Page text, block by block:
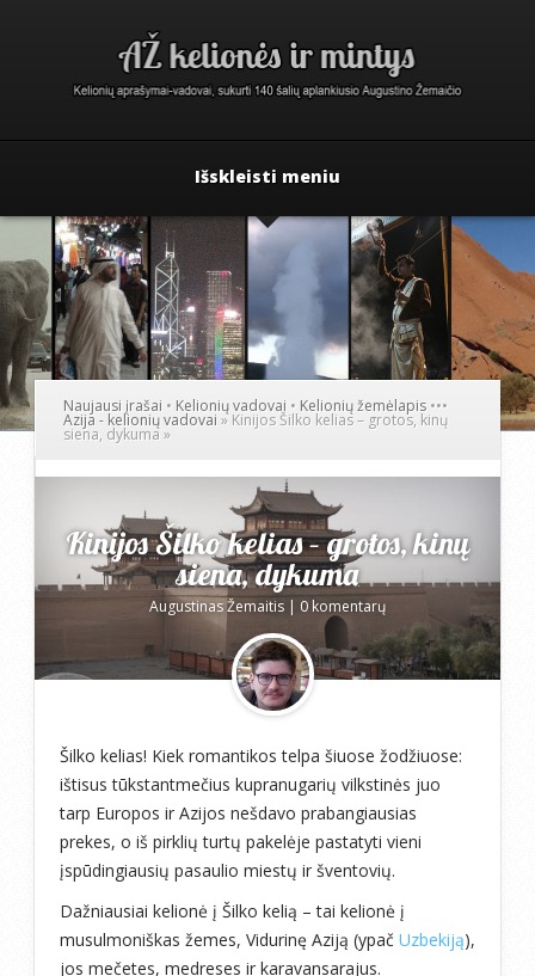
Išskleisti meniu
Naujausi įrašai • Kelionių vadovai • Kelionių žemėlapis •••
Azija - kelionių vadovai »Kinijos Šilko kelias – grotos, kinų
siena, dykuma»
Kinijos Šilko kelias – grotos, kinų
siena, dykuma
Augustinas Žemaitis | 0 komentarų
Šilko kelias! Kiek romantikos telpa šiuose žodžiuose:
ištisus tūkstantmečius kupranugarių vilkstinės juo
tarp Europos ir Azijos nešdavo prabangiausias
prekes, o iš pirklių turtų pakelėje pastatyti vieni
įspūdingiausių pasaulio miestų ir šventovių.
Dažniausiai kelionė į Šilko kelią – tai kelionė į
musulmoniškas žemes, Vidurinę Aziją (ypač Uzbekiją),
jos mečetes, medreses ir karavansarajus.